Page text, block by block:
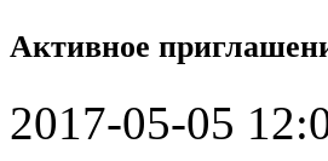
Активное
2017-05-05